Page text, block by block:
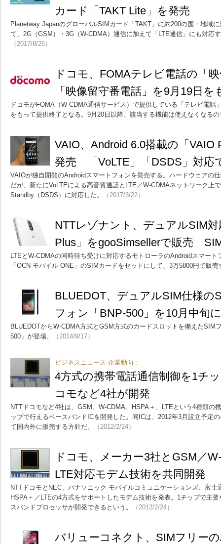
カード「TAKT Lite」を発売
Planetway JapanのグローバルSIMカード「TAKT」に約200の国・地域
て、2G（GSM）・3G（W-CDMA）通信に加えて「LTE通信」にも対応
（2017/8/25）
ドコモ、FOMAテレビ電話の「
「映像留守番電話」を9月19日
ドコモがFOMA（W-CDMA通信サービス）で提供している「テレビ電話
をもって提供終了となる。9月20日以降、該当する機能は使えなくなる
VAIO、Android 6.0搭載の「VAIO
発売 「VoLTE」「DSDS」対応
VAIOが独自開発のAndroidスマートフォンを発売する。ハードウェアの
だが、新たにVoLTEによる高音質通話とLTE／W-CDMAネットワーク上
Standby（DSDS）に対応した。
（2017/3/22）
NTTレゾナント、デュアルSIM
Plus」をgooSimsellerで販売
LTEとW-CDMAの同時待ち受けに対応するモトローラのAndroidスマー
「OCN モバイル ONE」のSIMカードをセットにして、3万5800円で販売
BLUEDOT、デュアルSIM仕様の
フォン「BNP-500」を10月中旬
BLUEDOTからW-CDMA方式とGSM方式のカードスロットを備えたSIM
500」が登場。
（2014/9/17）
ビジネスニュース 企業動向：
4方式の携帯電話通信制御を1チ
コモなど4社が開発
NTTドコモなど4社は、GSM、W-CDMA、HSPA＋、LTEという4種類の
ップで行えるベースバンドICを開発した。同ICは、2012年3月設立予定
て国内外に販売する方針だ。
（2012/2/24）
ドコモ、メーカー3社とGSM／
LTE対応モデム技術を共同開発
NTTドコモとNEC、パナソニック モバイルコミュニケーションズ、富士
HSPA＋／LTEの4方式をサポートしたモデム技術を発表。1チップで主
スバンドプロセッサが開発できるという。
（2012/2/24）
バリューコネクト、SIMフリー